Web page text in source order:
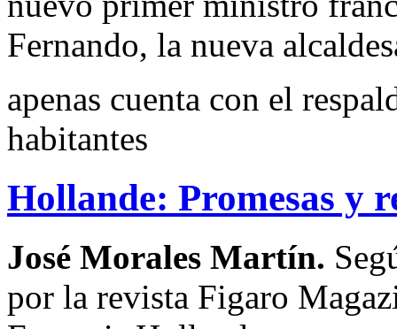
Fernando, la nueva
apenas cuenta con el
habitantes
Hollande: Promesas y
José Morales Martín.
por la revista Figaro